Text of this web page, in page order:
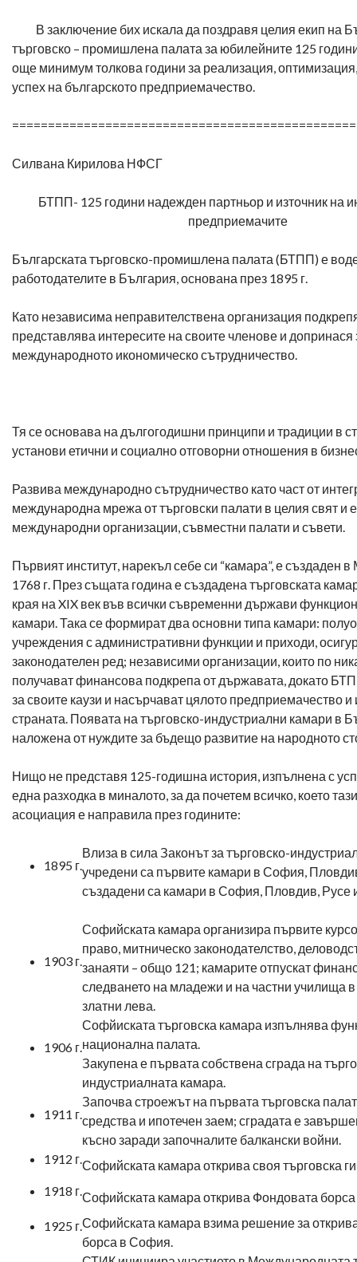
В заключение бих искала да поздравя целия екип на
търговско – промишлена палата за юбилейните 125
още минимум толкова години за реализация,
успех на българското предприемачество.
Силвана Кирилова НФСГ
БТПП- 125 години надежден партньор и източник на
предприемачите
Българската търговско-промишлена палата (БТПП) е
работодателите в България, основана през 1895 г.
Като независима неправителствена организация
представлява интересите на своите членове и допринася
международното икономическо сътрудничество.
Тя се основава на дългогодишни принципи и традиции в
установи етични и социално отговорни отношения в
Развива международно сътрудничество като част от
международна мрежа от търговски палати в целия свят и
международни организации, съвместни палати и съвети.
Първият институт, нарекъл себе си “камара”, е създаден
1768 г. През същата година е създадена търговската
края на XIX век във всички съвременни държави
камари. Така се формират два основни типа камари:
учреждения с административни функции и приходи,
законодателен ред; независими организации, които по
получават финансова подкрепа от държавата, докато
за своите каузи и насърчават цялото предприемачество и
страната. Появата на търговско-индустриални камари в
наложена от нуждите за бъдещо развитие на народното
Нищо не представя 125-годишна история, изпълнена с
една разходка в миналото, за да почетем всичко, което
асоциация е направила през годините:
1895 г.
Влиза в сила Законът за търговско-
учредени са първите камари в София,
създадени са камари в София, Пловдив, Русе
1903 г.
Софийската камара организира първите
право, митническо законодателство,
занаяти – общо 121; камарите отпускат
следването на младежи и на частни училища
златни лева.
1906 г.
Софйиската търговска камара изпълнява
национална палата.
Закупена е първата собствена сграда на
индустриалната камара.
1911 г.
Започва строежът на първата търговска
средства и ипотечен заем; сградата е
късно заради започналите балкански войни.
1912 г.Софийската камара открива своя търговска
1918 г.Софийската камара открива Фондовата
1925 г.Софийската камара взима решение за
борса в София.